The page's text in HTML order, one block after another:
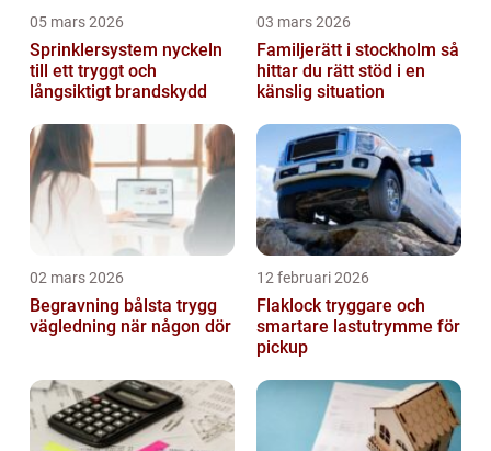
05 mars 2026
Sprinklersystem nyckeln
till ett tryggt och
långsiktigt brandskydd
03 mars 2026
Familjerätt i stockholm så
hittar du rätt stöd i en
känslig situation
02 mars 2026
Begravning bålsta trygg
vägledning när någon dör
12 februari 2026
Flaklock tryggare och
smartare lastutrymme för
pickup